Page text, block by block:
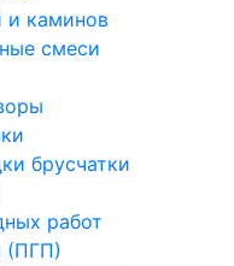
и каминов
смеси
брусчатки
работ
(ПГП)